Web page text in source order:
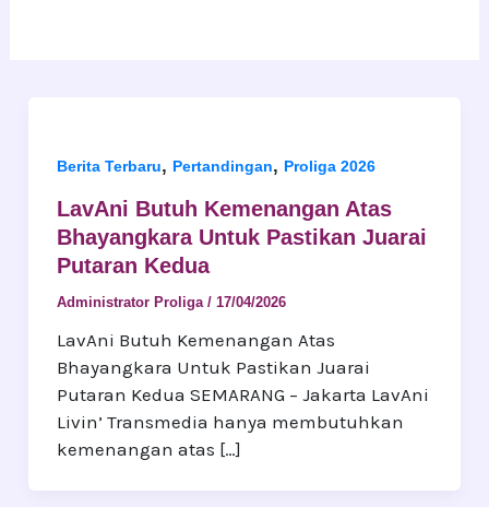
Berita Terbaru, Pertandingan, Proliga 2026
LavAni Butuh Kemenangan Atas
Bhayangkara Untuk Pastikan Juarai
Putaran Kedua
Administrator Proliga / 17/04/2026
LavAni Butuh Kemenangan Atas
Bhayangkara Untuk Pastikan Juarai
Putaran Kedua SEMARANG – Jakarta LavAni
Livin’ Transmedia hanya membutuhkan
kemenangan atas […]